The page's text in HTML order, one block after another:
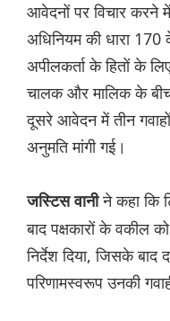
आवेदनों पर विचार करने
अधिनियम की धारा
अपीलकर्ता के हितों के
चालक और मालिक के बीच
दूसरे आवेदन में तीन
अनुमति मांगी गई।
जस्टिस वानीने कहा कि
बाद पक्षकारों के वकील
निर्देश दिया, जिसके बाद
परिणामस्वरूप उनकी